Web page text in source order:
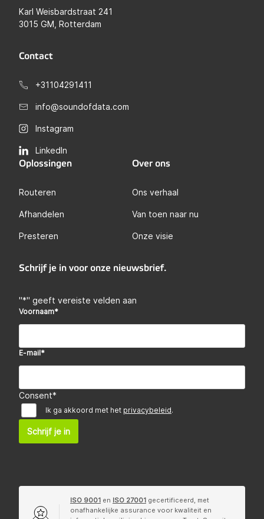
Karl Weisbardstraat 241
3015 GM, Rotterdam
Contact
+31104291411
info@soundofdata.com
Instagram
LinkedIn
Oplossingen
Routeren
Afhandelen
Presteren
Over ons
Ons verhaal
Van toen naar nu
Onze visie
Schrijf je in voor onze nieuwsbrief.
"*" geeft vereiste velden aan
Voornaam*
E-mail*
Consent*
Ik ga akkoord met het privacybeleid.
Schrijf je in
ISO 9001 en ISO 27001 gecertificeerd, met
onafhankelijke assurance voor kwaliteit en